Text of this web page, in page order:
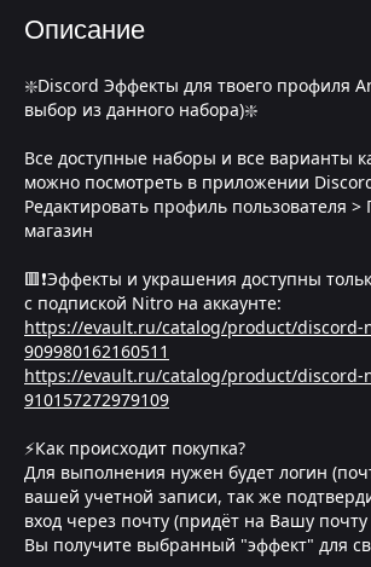
Описание
❇️Discord Эффекты для твоего профиля
выбор из данного набора)❇️
Все доступные наборы и все варианты
можно посмотреть в приложении
Редактировать профиль пользователя >
магазин
🟥❗Эффекты и украшения доступны
с подпиской Nitro на аккаунте:
https://evault.ru/catalog/product/discord-
909980162160511
https://evault.ru/catalog/product/discord-
910157272979109
⚡Как происходит покупка?
Для выполнения нужен будет логин
вашей учетной записи, так же
вход через почту (придёт на Вашу
Вы получите выбранный "эффект" для